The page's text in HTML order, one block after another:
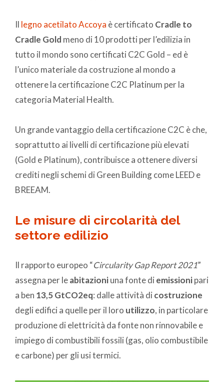
Il legno acetilato Accoya è certificato Cradle to
Cradle Gold meno di 10 prodotti per l’edilizia in
tutto il mondo sono certificati C2C Gold – ed è
l’unico materiale da costruzione al mondo a
ottenere la certificazione C2C Platinum per la
categoria Material Health.
Un grande vantaggio della certificazione C2C è che,
soprattutto ai livelli di certificazione più elevati
(Gold e Platinum), contribuisce a ottenere diversi
crediti negli schemi di Green Building come LEED e
BREEAM.
Le misure di circolarità del
settore edilizio
Il rapporto europeo “Circularity Gap Report 2021”
assegna per leabitazioniuna fonte di emissionipari
a ben 13,5 GtCO2eq: dalle attività di costruzione
degli edifici a quelle per il loro utilizzo, in particolare
produzione di elettricità da fonte non rinnovabile e
impiego di combustibili fossili (gas, olio combustibile
e carbone) per gli usi termici.